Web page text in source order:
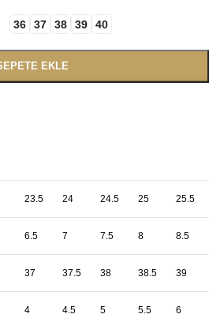
36 37 38 39 40
EKLE
23.5 24 24.5 25 25.5
6.5 7 7.5 8 8.5
37 37.5 38 38.5 39
4 4.5 5 5.5 6